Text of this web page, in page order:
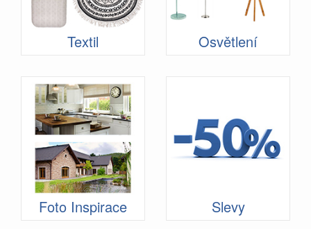
Textil Osvětlení
Foto Inspirace Slevy